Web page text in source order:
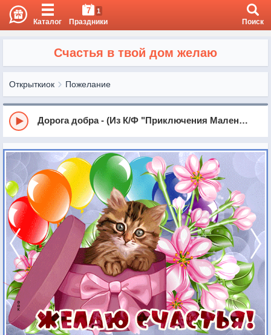
Каталог
7 1
Праздники Поиск
Счастья в твой дом желаю
Открыткиок Пожелание
Дорога добра - (Из К/Ф "Приключения Маленького Мука")